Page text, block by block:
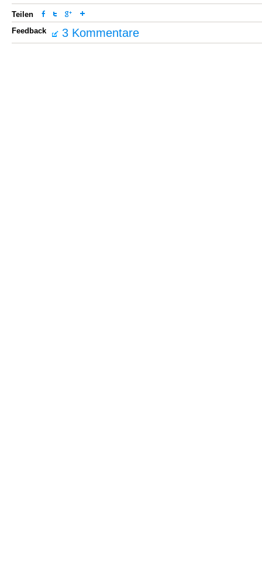
Teilen
Feedback
3 Kommentare